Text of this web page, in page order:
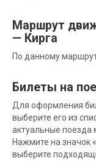
Маршрут
— Кирга
По данному
Билеты на
Для оформления
выберите его из
актуальные поезда
Нажмите на значок
выберите